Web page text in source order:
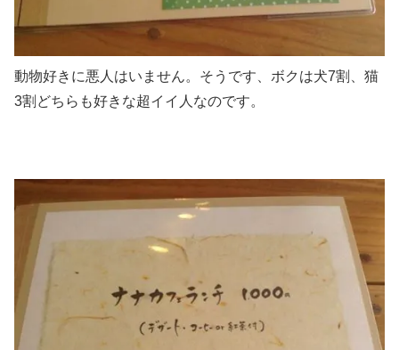
動物好きに悪人はいません。そうです、ボクは犬7割、猫
3割どちらも好きな超イイ人なのです。